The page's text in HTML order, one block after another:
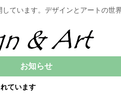
ています。デザインとアートの世
お知らせ
ています